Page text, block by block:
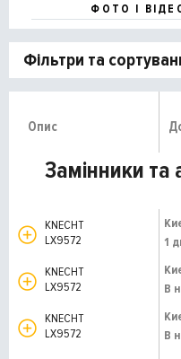
ФОТО І
Фільтри та
Опис
Замінники та
KNECHT
LX9572
1
KNECHT
LX9572
В
KNECHT
LX9572
В